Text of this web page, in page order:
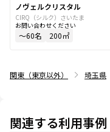
ノヴェルクリスタル
CIRQ（シルク）さいたま
お問い合わせください
〜60名 200㎡
関東（東京以外） 埼玉県
関連する利用事例